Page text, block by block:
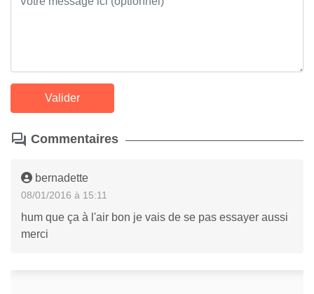
Commentaires
bernadette
08/01/2016 à 15:11
hum que ça à l'air bon je vais de se pas essayer aussi
merci